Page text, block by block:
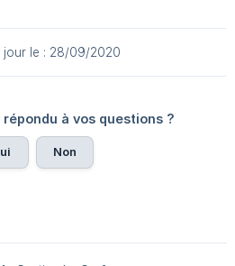
jour le : 28/09/2020
à vos questions ?
Non